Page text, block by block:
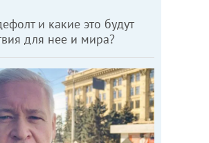
и какие это будут
для нее и мира?